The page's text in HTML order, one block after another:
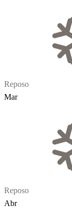
Reposo
Mar
Reposo
Abr